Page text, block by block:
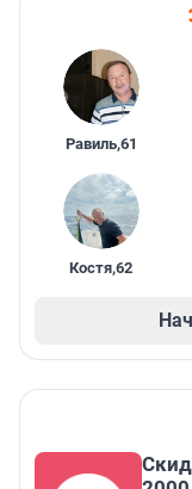
Равиль,61
Костя,62